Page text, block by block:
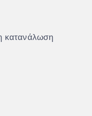
κατανάλωση